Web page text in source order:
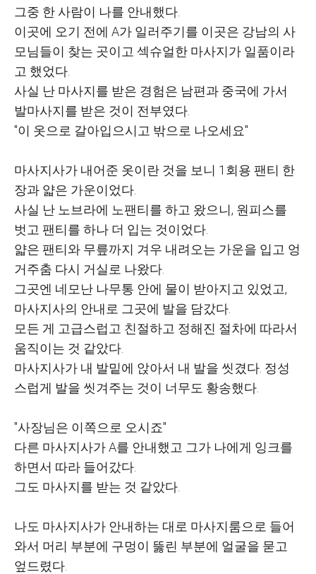
그중 한 사람이 나를 안내했다.
이곳에 오기 전에 A가 일러주기를 이곳은 강남의 사
모님들이 찾는 곳이고 섹슈얼한 마사지가 일품이라
고 했었다.
사실 난 마사지를 받은 경험은 남편과 중국에 가서
발마사지를 받은 것이 전부였다.
"이 옷으로 갈아입으시고 밖으로 나오세요"
마사지사가 내어준 옷이란 것을 보니 1회용 팬티 한
장과 얇은 가운이었다.
사실 난 노브라에 노팬티를 하고 왔으니, 원피스를
벗고 팬티를 하나 더 입는 것이었다.
얇은 팬티와 무릎까지 겨우 내려오는 가운을 입고 엉
거주춤 다시 거실로 나왔다.
그곳엔 네모난 나무통 안에 물이 받아지고 있었고,
마사지사의 안내로 그곳에 발을 담갔다.
모든 게 고급스럽고 친절하고 정해진 절차에 따라서
움직이는 것 같았다.
마사지사가 내 발밑에 앉아서 내 발을 씻겼다. 정성
스럽게 발을 씻겨주는 것이 너무도 황송했다.
"사장님은 이쪽으로 오시죠"
다른 마사지사가 A를 안내했고 그가 나에게 잉크를
하면서 따라 들어갔다.
그도 마사지를 받는 것 같았다.
나도 마사지사가 안내하는 대로 마사지룸으로 들어
와서 머리 부분에 구멍이 뚫린 부분에 얼굴을 묻고
엎드렸다.